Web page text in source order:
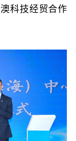
科技经贸合作